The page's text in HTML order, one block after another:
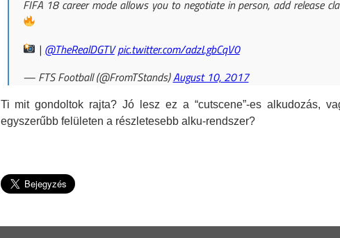
FIFA 18 career mode allows you to negotiate in person, add release
| @TheRealDGTV pic.twitter.com/adzLgbCqV0
— FTS Football (@FromTStands)August 10, 2017
Ti mit gondoltok rajta? Jó lesz ez a “cutscene”-es alkudozás,
egyszerűbb felületen a részletesebb alku-rendszer?